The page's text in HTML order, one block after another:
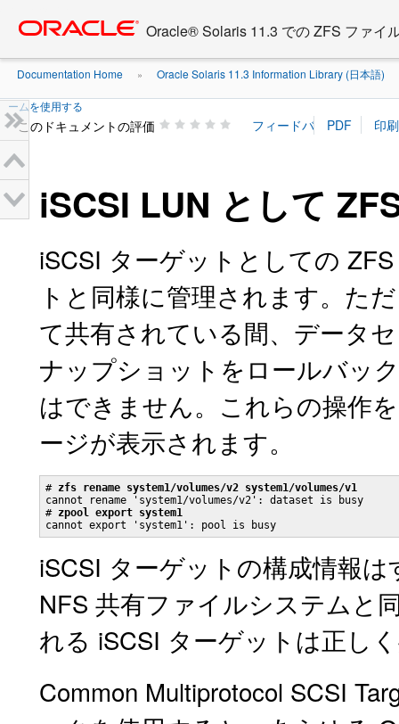
content
Oracle® Solaris 11.3 での ZFS ファイ
Documentation Home » Oracle Solaris 11.3 Information Library (日本語)
ームを使用する
このドキュメントの評価
iSCSI LUN として
iSCSI ターゲットとしての
トと同様に管理されます。た
て共有されている間、データ
ナップショットをロールバッ
はできません。これらの操作
ージが表示されます。
# zfs rename system1/volumes/v2 system1/volumes/v1
cannot rename 'system1/volumes/v2': dataset is busy
# zpool export system1
cannot export 'system1': pool is busy
iSCSI ターゲットの構成情報
NFS 共有ファイルシステムと
れる iSCSI ターゲットは正し
Common Multiprotocol SCSI